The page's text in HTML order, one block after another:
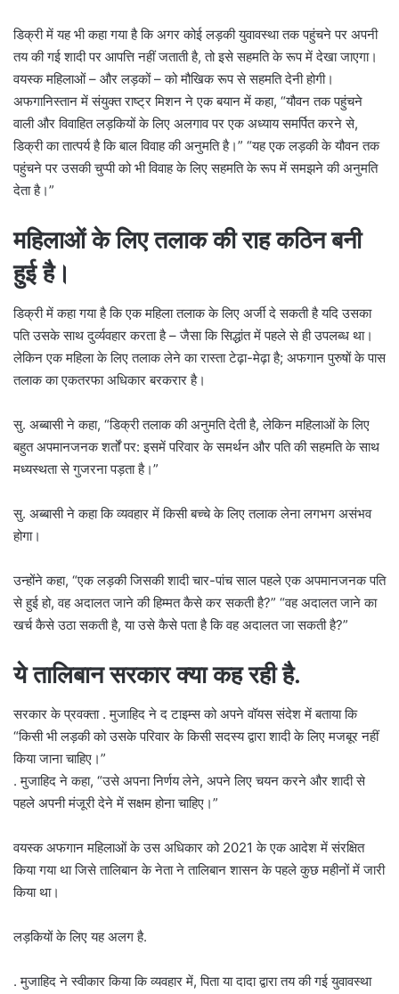
डिक्री में यह भी कहा गया है कि अगर कोई लड़की युवावस्था तक पहुंचने पर अपनी
तय की गई शादी पर आपत्ति नहीं जताती है, तो इसे सहमति के रूप में देखा जाएगा।
वयस्क महिलाओं – और लड़कों – को मौखिक रूप से सहमति देनी होगी।
अफगानिस्तान में संयुक्त राष्ट्र मिशन ने एक बयान में कहा, “यौवन तक पहुंचने
वाली और विवाहित लड़कियों के लिए अलगाव पर एक अध्याय समर्पित करने से,
डिक्री का तात्पर्य है कि बाल विवाह की अनुमति है।” “यह एक लड़की के यौवन तक
पहुंचने पर उसकी चुप्पी को भी विवाह के लिए सहमति के रूप में समझने की अनुमति
देता है।”
महिलाओं के लिए तलाक की राह कठिन बनी
हुई है।
डिक्री में कहा गया है कि एक महिला तलाक के लिए अर्जी दे सकती है यदि उसका
पति उसके साथ दुर्व्यवहार करता है – जैसा कि सिद्धांत में पहले से ही उपलब्ध था।
लेकिन एक महिला के लिए तलाक लेने का रास्ता टेढ़ा-मेढ़ा है; अफगान पुरुषों के पास
तलाक का एकतरफा अधिकार बरकरार है।
सु. अब्बासी ने कहा, “डिक्री तलाक की अनुमति देती है, लेकिन महिलाओं के लिए
बहुत अपमानजनक शर्तों पर: इसमें परिवार के समर्थन और पति की सहमति के साथ
मध्यस्थता से गुजरना पड़ता है।”
सु. अब्बासी ने कहा कि व्यवहार में किसी बच्चे के लिए तलाक लेना लगभग असंभव
होगा।
उन्होंने कहा, “एक लड़की जिसकी शादी चार-पांच साल पहले एक अपमानजनक पति
से हुई हो, वह अदालत जाने की हिम्मत कैसे कर सकती है?” “वह अदालत जाने का
खर्च कैसे उठा सकती है, या उसे कैसे पता है कि वह अदालत जा सकती है?”
ये तालिबान सरकार क्या कह रही है.
सरकार के प्रवक्ता . मुजाहिद ने द टाइम्स को अपने वॉयस संदेश में बताया कि
“किसी भी लड़की को उसके परिवार के किसी सदस्य द्वारा शादी के लिए मजबूर नहीं
किया जाना चाहिए।”
. मुजाहिद ने कहा, “उसे अपना निर्णय लेने, अपने लिए चयन करने और शादी से
पहले अपनी मंजूरी देने में सक्षम होना चाहिए।”
वयस्क अफगान महिलाओं के उस अधिकार को 2021 के एक आदेश में संरक्षित
किया गया था जिसे तालिबान के नेता ने तालिबान शासन के पहले कुछ महीनों में जारी
किया था।
लड़कियों के लिए यह अलग है.
. मुजाहिद ने स्वीकार किया कि व्यवहार में, पिता या दादा द्वारा तय की गई युवावस्था